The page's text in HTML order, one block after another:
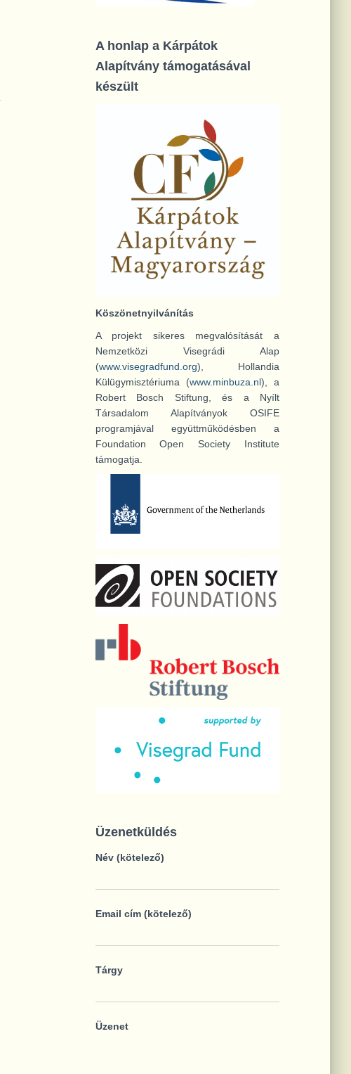
A honlap a Kárpátok
Alapítvány támogatásával
készült
Köszönetnyilvánítás
A projekt sikeres megvalósítását a
Nemzetközi Visegrádi Alap
(www.visegradfund.org), Hollandia
Külügymisztériuma (www.minbuza.nl), a
Robert Bosch Stiftung, és a Nyílt
Társadalom Alapítványok OSIFE
programjával együttműködésben a
Foundation Open Society Institute
támogatja.
Üzenetküldés
Név (kötelező)
Email cím (kötelező)
Tárgy
Üzenet